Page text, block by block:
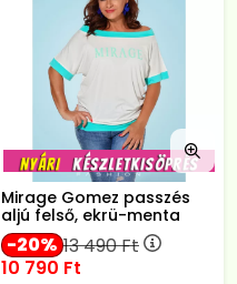
Mirage Gomez passzés
aljú felső, ekrü-menta
20 13 490Ft
10 790 Ft